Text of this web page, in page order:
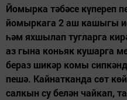
Йомырка тәбәсе күпереп
йомыркага 2 аш кашыгы
һәм яхшылап тугларга
аз гына коньяк кушарга
бераз шикәр комы
пешә. Кайнатканда сөт
салкын су белән чайкап,